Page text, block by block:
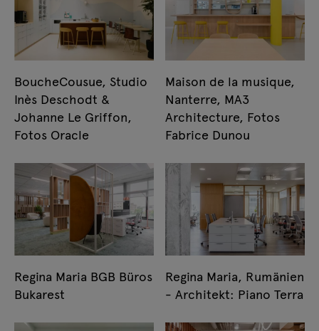
BoucheCousue, Studio
Inès Deschodt &
Johanne Le Griffon,
Fotos Oracle
Maison de la musique,
Nanterre, MA3
Architecture, Fotos
Fabrice Dunou
Regina Maria BGB Büros
Bukarest
Regina Maria, Rumänien
- Architekt: Piano Terra